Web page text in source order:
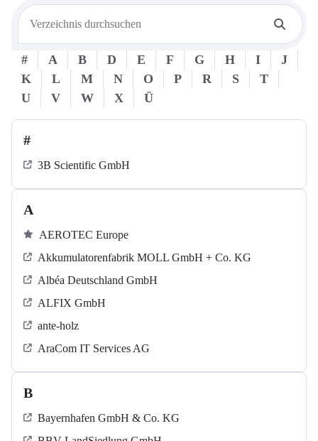
# A B D E F G H I
J
K
L M N O P R S
T
U
V W X Ü
#
3B Scientific GmbH
A
AEROTEC Europe
Akkumulatorenfabrik MOLL GmbH + Co. KG
Albéa Deutschland GmbH
ALFIX GmbH
ante-holz
AraCom IT Services AG
B
Bayernhafen GmbH & Co. KG